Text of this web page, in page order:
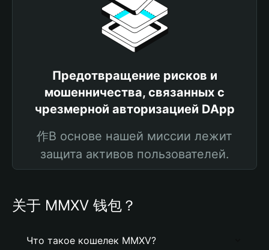
Предотвращение рисков и
мошенничества, связанных с
чрезмерной авторизацией DApp
作В основе нашей миссии лежит
защита активов пользователей.
关于 MMXV 钱包？
Что такое кошелек MMXV?